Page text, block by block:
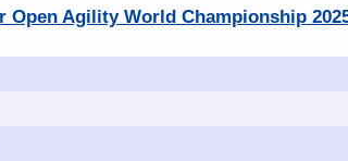
Agility World Championship